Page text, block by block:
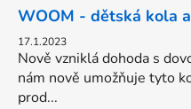
WOOM - dětská kola
17.1.2023
Nově vzniklá dohoda s
nám nově umožňuje tyto
prod...